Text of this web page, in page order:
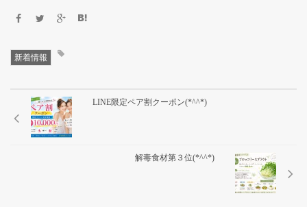
新着情報
LINE限定ペア割クーポン(*^^*)
解毒食材第３位(*^^*)